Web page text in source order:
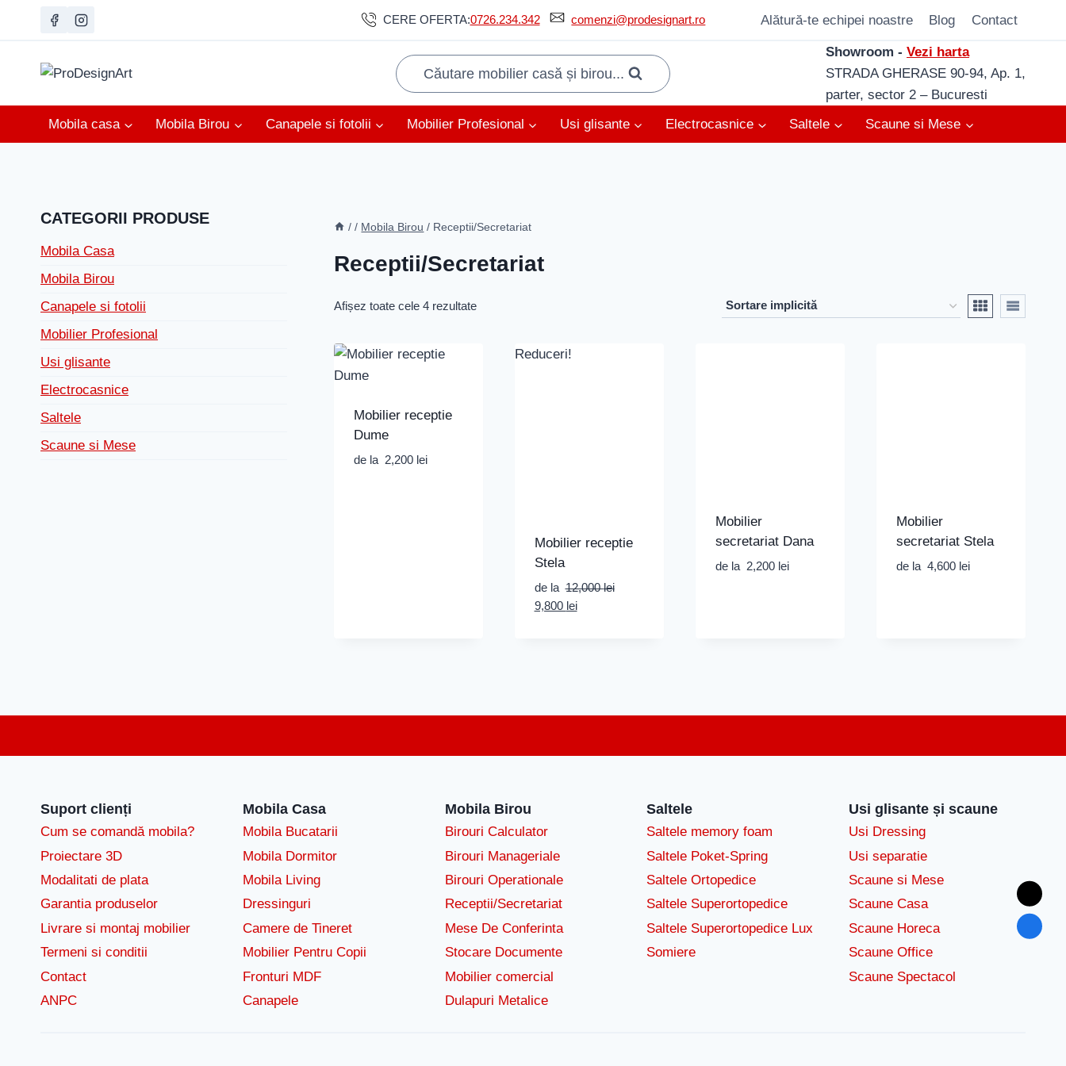
CERE OFERTA:0726.234.342 comenzi@prodesignart.ro Alătură-te echipei noastre Blog Contact
Căutare mobilier casă și birou...
Showroom - Vezi harta
STRADA GHERASE 90-94, Ap. 1,
parter, sector 2 – Bucuresti
Mobila casa
Mobila Birou Canapele si fotolii Mobilier Profesional Usi glisante Electrocasnice Saltele Scaune si Mese
/ / Mobila Birou / Receptii/Secretariat
Receptii/Secretariat
Afișez toate cele 4 rezultate
Mobilier receptie
Dume
de la 2,200 lei
Reduceri!
Mobilier receptie
Stela
de la12,000lei
Prețul
9,800 leiPrețul
Mobilier
secretariat Dana
de la 2,200 lei
Mobilier
secretariat Stela
de la 4,600 lei
CATEGORII PRODUSE
Mobila Casa
Mobila Birou
Canapele si fotolii
Mobilier Profesional
Usi glisante
Electrocasnice
Saltele
Scaune si Mese
Suport clienți
Cum se comandă mobila?
Proiectare 3D
Modalitati de plata
Garantia produselor
Livrare si montaj mobilier
Termeni si conditii
Contact
ANPC
Mobila Casa
Mobila Bucatarii
Mobila Dormitor
Mobila Living
Dressinguri
Camere de Tineret
Mobilier Pentru Copii
Fronturi MDF
Canapele
Mobila Birou
Birouri Calculator
Birouri Manageriale
Birouri Operationale
Receptii/Secretariat
Mese De Conferinta
Stocare Documente
Mobilier comercial
Dulapuri Metalice
Saltele
Saltele memory foam
Saltele Poket-Spring
Saltele Ortopedice
Saltele Superortopedice
Saltele Superortopedice Lux
Somiere
Usi glisante și scaune
Usi Dressing
Usi separatie
Scaune si Mese
Scaune Casa
Scaune Horeca
Scaune Office
Scaune Spectacol